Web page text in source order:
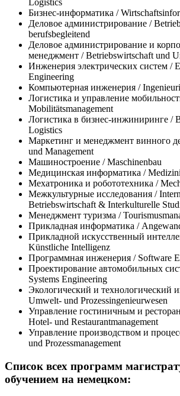
Logistics
Бизнес-информатика /
Деловое администрирование /
berufsbegleitend
Деловое администрирование и
менеджмент / Betriebswirtschaft und
Инженерия электрических систем /
Engineering
Компьютерная инженерия /
Логистика и управление
Mobilitätsmanagement
Логистика в бизнес-инжиниринге /
Logistics
Маркетинг и менеджмент винного
und Management
Машиностроение / Maschinenbau
Медицинская информатика /
Мехатроника и робототехника /
Межкультурные исследования /
Betriebswirtschaft & Interkulturelle
Менеджмент туризма /
Прикладная информатика /
Прикладной искусственный
Künstliche Intelligenz
Программная инженерия / Software
Проектирование автомобильных
Systems Engineering
Экологический и технологический
Umwelt- und Prozessingenieurwesen
Управление гостиничным и
Hotel- und Restaurantmanagement
Управление производством и
und Prozessmanagement
Список всех программ
обучением на немецком: